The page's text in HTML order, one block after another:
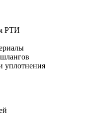
РТИ
уплотнения